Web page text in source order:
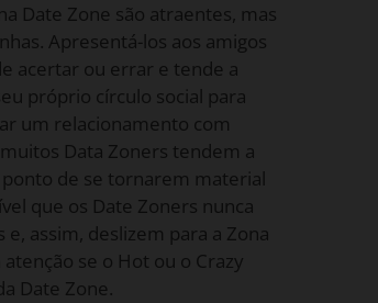
Date Zone são atraentes, mas
Apresentá-los aos amigos
acertar ou errar e tende a
próprio círculo social para
um relacionamento com
Data Zoners tendem a
de se tornarem material
que os Date Zoners nunca
assim, deslizem para a Zona
se o Hot ou o Crazy
Date Zone.